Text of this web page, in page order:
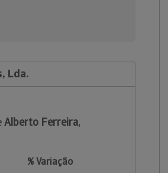
Lda.
Alberto Ferreira,
% Variação